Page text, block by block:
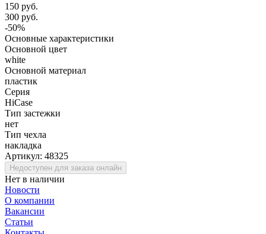
150 руб.
300 руб.
-50%
Основные характеристики
Основной цвет
white
Основной материал
пластик
Серия
HiCase
Тип застежки
нет
Тип чехла
накладка
Артикул: 48325
Недоступен для заказа онлайн
Нет в наличии
Новости
О компании
Вакансии
Статьи